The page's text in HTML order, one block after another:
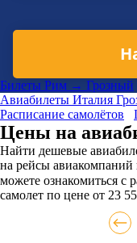
Билеты Рим → Грозный
Авиабилеты Италия
Расписание самолётов
Цены на
Найти дешевые
на рейсы
можете ознакомиться с
самолет по цене от 23